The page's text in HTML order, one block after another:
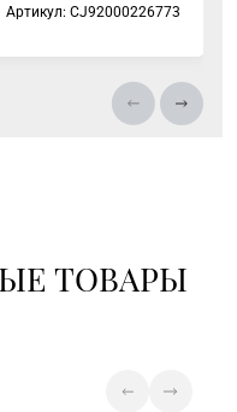
Артикул: СJ92000226773
ТОВАРЫ